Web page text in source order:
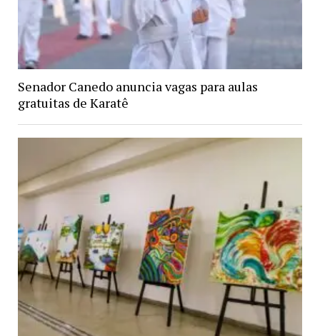
Senador Canedo anuncia vagas para aulas
gratuitas de Karatê